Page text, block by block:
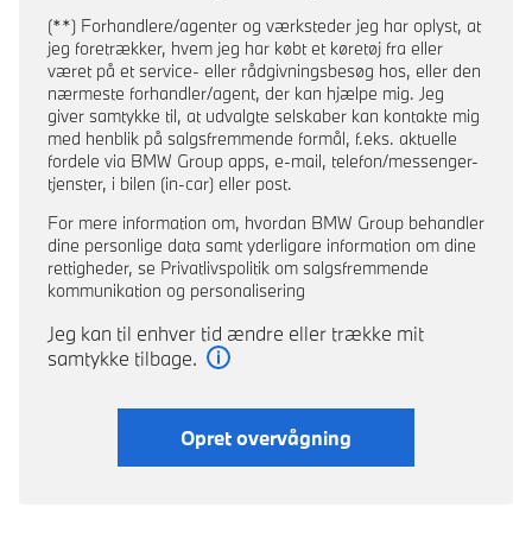
(**) Forhandlere/agenter og værksteder jeg har oplyst, at
jeg foretrækker, hvem jeg har købt et køretøj fra eller
været på et service- eller rådgivningsbesøg hos, eller den
nærmeste forhandler/agent, der kan hjælpe mig. Jeg
giver samtykke til, at udvalgte selskaber kan kontakte mig
med henblik på salgsfremmende formål, f.eks. aktuelle
fordele via BMW Group apps, e-mail, telefon/messenger-
tjenster, i bilen (in-car) eller post.
For mere information om, hvordan BMW Group behandler
dine personlige data samt yderligare information om dine
rettigheder, se Privatlivspolitik om salgsfremmende
kommunikation og personalisering
Jeg kan til enhver tid ændre eller trække mit
samtykke tilbage.
Opret overvågning